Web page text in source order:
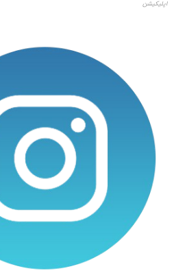
اپلیکیشن